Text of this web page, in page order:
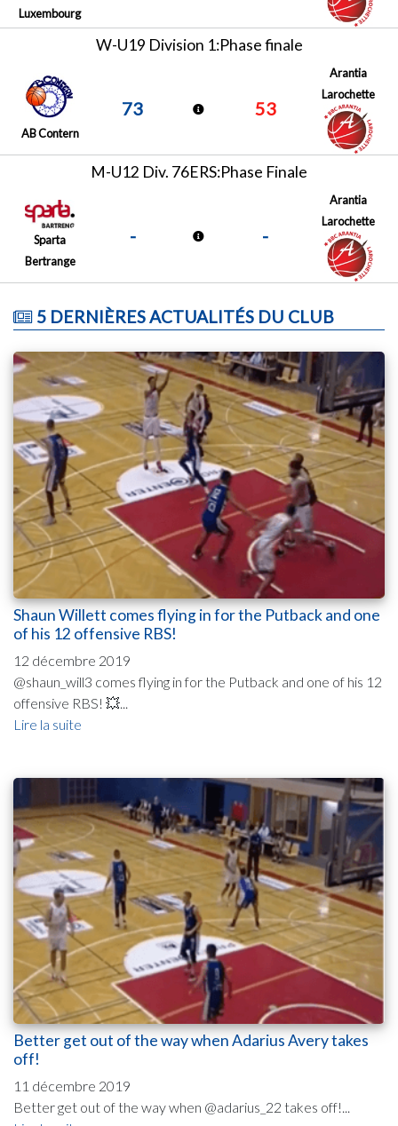
Luxembourg
W-U19 Division 1:Phase finale
AB Contern
73 53
Arantia
Larochette
M-U12 Div. 76ERS:Phase Finale
Sparta
Bertrange
- -
Arantia
Larochette
5 DERNIÈRES ACTUALITÉS DU CLUB
Shaun Willett comes flying in for the Putback and one
of his 12 offensive RBS!
12 décembre 2019
@shaun_will3 comes flying in for the Putback and one of his 12
offensive RBS! 💥...
Lire la suite
Better get out of the way when Adarius Avery takes
off!
11 décembre 2019
Better get out of the way when @adarius_22 takes off!...